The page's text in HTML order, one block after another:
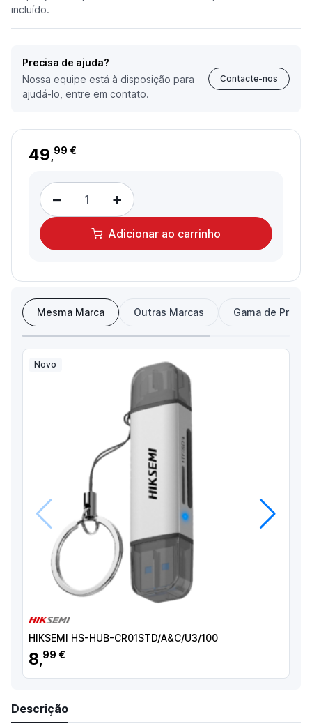
incluído.
Precisa de ajuda?
Nossa equipe está à disposição para
ajudá-lo, entre em contato.
Contacte-nos
49,99 €
− +
Adicionar ao carrinho
Mesma Marca Outras Marcas Gama de Preço
Anterior Próximo
Novo
HIKSEMI HS-HUB-CR01STD/A&C/U3/100
8,99 €
Descrição